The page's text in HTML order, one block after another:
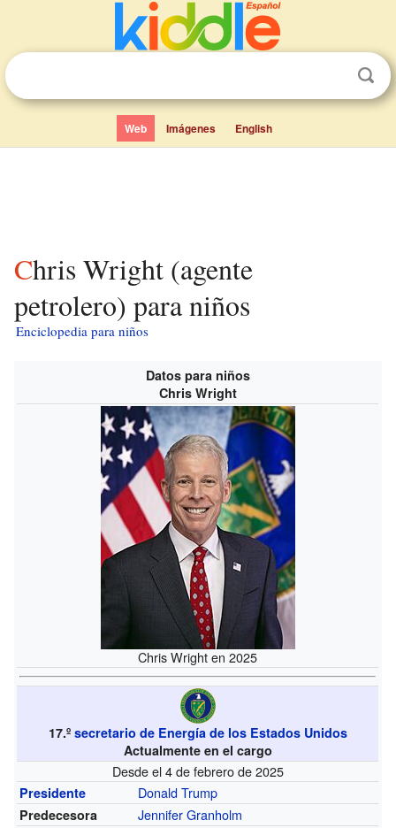
Web Imágenes English
Chris Wright (agente
petrolero) para niños
Enciclopedia para niños
Datos para niños
Chris Wright
Chris Wright en 2025
17.º secretario de Energía de los Estados Unidos
Actualmente en el cargo
Desde el 4 de febrero de 2025
Presidente Donald Trump
Predecesora Jennifer Granholm